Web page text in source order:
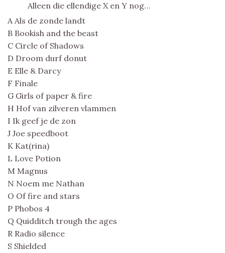
Alleen die ellendige X en Y nog…
A Als de zonde landt
B Bookish and the beast
C Circle of Shadows
D Droom durf donut
E Elle & Darcy
F Finale
G Girls of paper & fire
H Hof van zilveren vlammen
I Ik geef je de zon
J Joe speedboot
K Kat(rina)
L Love Potion
M Magnus
N Noem me Nathan
O Of fire and stars
P Phobos 4
Q Quidditch trough the ages
R Radio silence
S Shielded